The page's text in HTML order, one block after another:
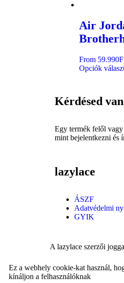
Air
From 59.990
Opciók
Kérdésed
Egy termék felől vagy
mint bejelentkezni és
lazylace
ÁSZF
Adatvédelmi
GYIK
A lazylace szerzői
Ez a webhely cookie-kat használ,
kínáljon a felhasználóknak